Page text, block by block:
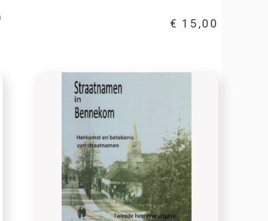
€ 15,00